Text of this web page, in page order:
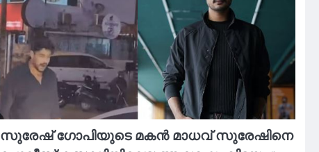
സുരേഷ് ഗോപിയുടെ മകൻ മാധവ് സുരേഷിനെ